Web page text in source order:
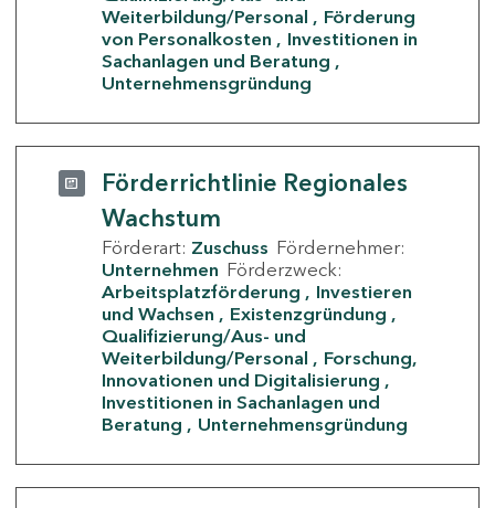
Weiterbildung/Personal
Förderung
von Personalkosten
Investitionen in
Sachanlagen und Beratung
Unternehmensgründung
Förderrichtlinie Regionales
Wachstum
Förderart: Zuschuss Fördernehmer:
Unternehmen Förderzweck:
Arbeitsplatzförderung
Investieren
und Wachsen
Existenzgründung
Qualifizierung/Aus- und
Weiterbildung/Personal
Forschung,
Innovationen und Digitalisierung
Investitionen in Sachanlagen und
Beratung
Unternehmensgründung